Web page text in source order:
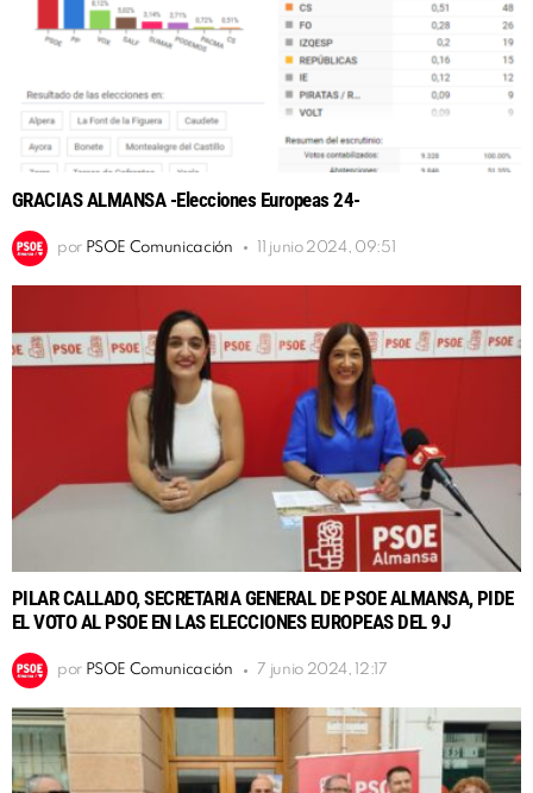
GRACIAS ALMANSA -Elecciones Europeas 24-
por PSOE Comunicación 11 junio 2024, 09:51
PILAR CALLADO, SECRETARIA GENERAL DE PSOE ALMANSA, PIDE
EL VOTO AL PSOE EN LAS ELECCIONES EUROPEAS DEL 9J
por PSOE Comunicación 7 junio 2024, 12:17